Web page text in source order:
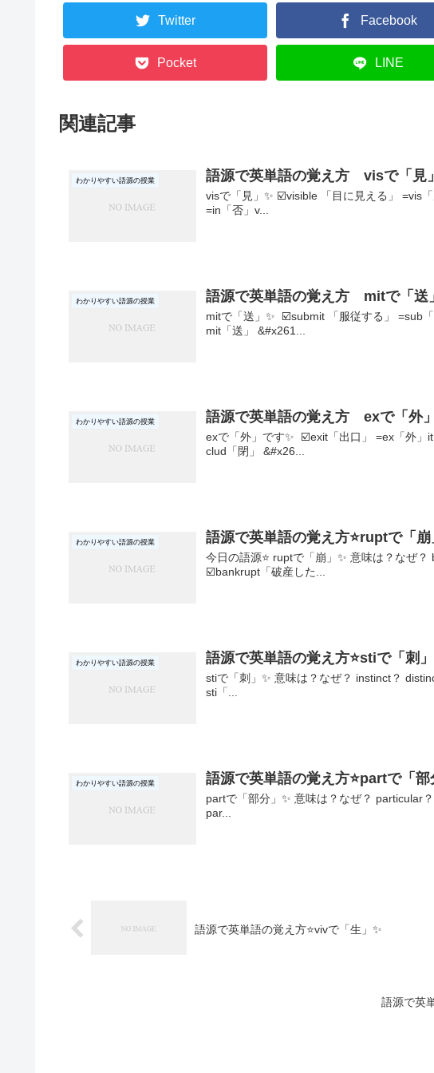
Twitter Facebook
Pocket LINE
関連記事
わかりやすい語源の授業 語源で英単語の覚え方 visで「見」
visで「見」✨ ☑️visible 「目に見える」 =vis
=in「否」v...
わかりやすい語源の授業 語源で英単語の覚え方 mitで「送
mitで「送」✨ ☑️submit 「服従する」 =sub
mit「送」 &#x261...
わかりやすい語源の授業 語源で英単語の覚え方 exで「外」
exで「外」です✨ ☑️exit「出口」 =ex「外」
clud「閉」 &#x26...
わかりやすい語源の授業 語源で英単語の覚え方⭐ruptで「崩
今日の語源⭐ ruptで「崩」✨ 意味は？なぜ
☑️bankrupt「破産した...
わかりやすい語源の授業 語源で英単語の覚え方⭐stiで「刺
stiで「刺」✨ 意味は？なぜ？ instinct？
sti「...
わかりやすい語源の授業 語源で英単語の覚え方⭐partで「部
partで「部分」✨ 意味は？なぜ？
par...
語源で英単語の覚え方⭐vivで「生」✨
語源で英